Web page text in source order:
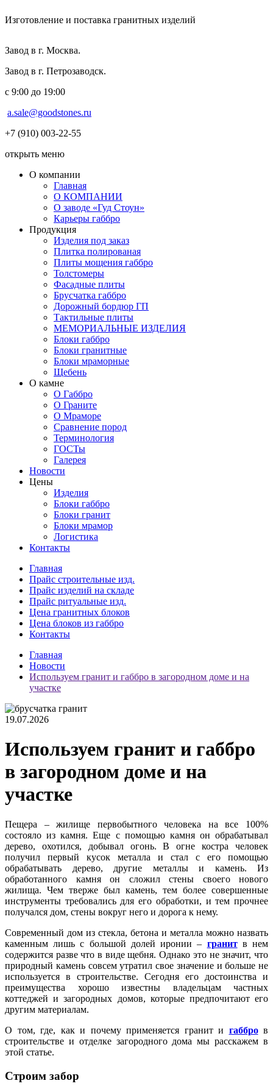
Изготовление и поставка гранитных изделий
Завод в г. Москва.
Завод в г. Петрозаводск.
с 9:00 до 19:00
a.sale@goodstones.ru
+7 (910) 003-22-55
открыть меню
О компании
Главная
О КОМПАНИИ
О заводе «Гуд Стоун»
Карьеры габбро
Продукция
Изделия под заказ
Плитка полированая
Плиты мощения габбро
Толстомеры
Фасадные плиты
Брусчатка габбро
Дорожный бордюр ГП
Тактильные плиты
МЕМОРИАЛЬНЫЕ ИЗДЕЛИЯ
Блоки габбро
Блоки гранитные
Блоки мраморные
Щебень
О камне
О Габбро
О Граните
О Мраморе
Сравнение пород
Терминология
ГОСТы
Галерея
Новости
Цены
Изделия
Блоки габбро
Блоки гранит
Блоки мрамор
Логистика
Контакты
Главная
Прайс строительные изд.
Прайс изделий на складе
Прайс ритуальные изд.
Цена гранитных блоков
Цена блоков из габбро
Контакты
Главная
Новости
Используем гранит и габбро в загородном доме и на
участке
19.07.2026
Используем гранит и габбро
в загородном доме и на
участке
Пещера – жилище первобытного человека на все 100%
состояло из камня. Еще с помощью камня он обрабатывал
дерево, охотился, добывал огонь. В огне костра человек
получил первый кусок металла и стал с его помощью
обрабатывать дерево, другие металлы и камень. Из
обработанного камня он сложил стены своего нового
жилища. Чем тверже был камень, тем более совершенные
инструменты требовались для его обработки, и тем прочнее
получался дом, стены вокруг него и дорога к нему.
Современный дом из стекла, бетона и металла можно назвать
каменным лишь с большой долей иронии – гранитв нем
содержится разве что в виде щебня. Однако это не значит, что
природный камень совсем утратил свое значение и больше не
используется в строительстве. Сегодня его достоинства и
преимущества хорошо известны владельцам частных
коттеджей и загородных домов, которые предпочитают его
другим материалам.
О том, где, как и почему применяется гранит и габбров
строительстве и отделке загородного дома мы расскажем в
этой статье.
Строим забор